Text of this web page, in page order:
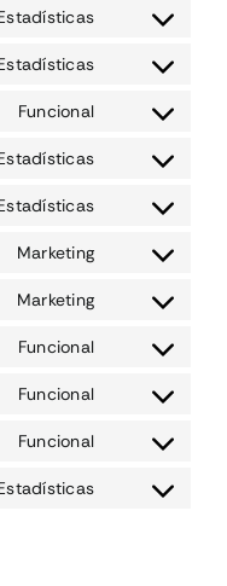
google-
wordpress
Consent
google-
Consent
jetpack
Funcional
Consent
wpml
Consent
automattic
Consent
sourcebuster-
Marketing
Consent
google-
Marketing
Consent
youtube
Funcional
Consent
complianz
Funcional
Consent
stripe
Funcional
Consent
Consent